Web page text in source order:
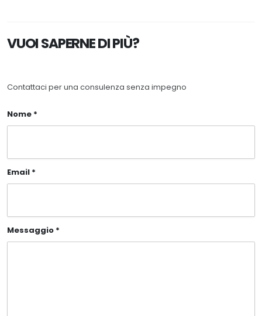
VUOI SAPERNE DI PIÙ?
Contattaci per una consulenza senza impegno
Nome *
Email *
Messaggio *